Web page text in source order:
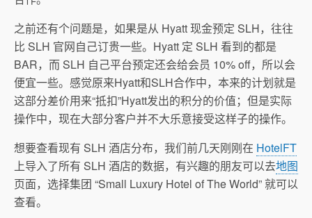
之前还有个问题是，如果是从 Hyatt 现金预定 SLH，往往
比 SLH 官网自己订贵一些。Hyatt 定 SLH 看到的都是
BAR，而 SLH 自己平台预定还会给会员 10% off，所以会
便宜一些。感觉原来Hyatt和SLH合作中，本来的计划就是
这部分差价用来“抵扣”Hyatt发出的积分的价值；但是实际
操作中，现在大部分客户并不大乐意接受这样子的操作。
想要查看现有 SLH 酒店分布，我们前几天刚刚在 HotelFT
上导入了所有 SLH 酒店的数据，有兴趣的朋友可以去地图
页面，选择集团 “Small Luxury Hotel of The World” 就可以
查看。